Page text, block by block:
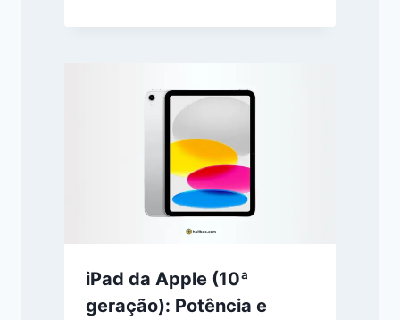
iPad da Apple (10ª
geração): Potência e